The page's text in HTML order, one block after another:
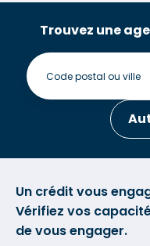
Trouvez une
Un crédit vous
Vérifiez vos
de vous engager.